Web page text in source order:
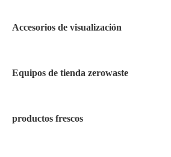
Accesorios de visualización
Equipos de tienda zerowaste
productos frescos